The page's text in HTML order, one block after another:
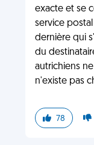
exacte et se
service
dernière qui
du
autrichiens
n'existe pas
78